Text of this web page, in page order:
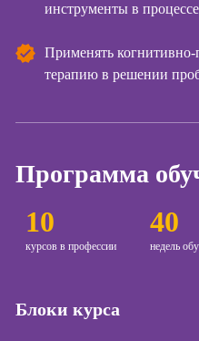
инструменты в
Применять когнитивно-
терапию в решении
10
курсов в профессии
40
недель
Программа
Блоки курса